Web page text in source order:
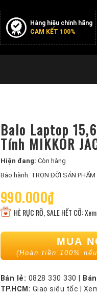
Hàng hiệu chính hãng
CAM KẾT 100%
Balo Laptop
Tính MIKKOR
Hiện đang: Còn hàng
Bảo hành: TRỌN ĐỜI SẢN PHẨM
990.000₫
HÈ RỰC RỠ, SALE HẾT CỠ:
MUA
(Hoàn tiền 100%
Bán lẻ: 0828 330 330
TP.HCM: Giao siêu tốc